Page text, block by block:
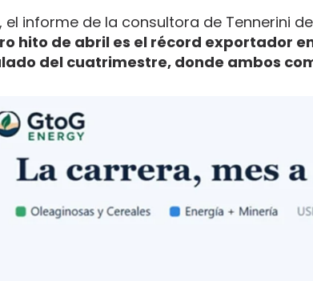
el informe de la consultora de Tennerini
hito de abril es el récord exportador
del cuatrimestre, donde ambos